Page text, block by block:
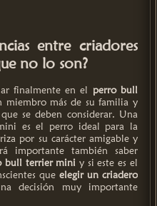
entre criadores
no lo son?
finalmente en el perro bull
miembro más de su familia y
se deben considerar. Una
es el perro ideal para la
por su carácter amigable y
importante también saber
bull terrier mini y si este es el
que elegir un criadero
decisión muy importante